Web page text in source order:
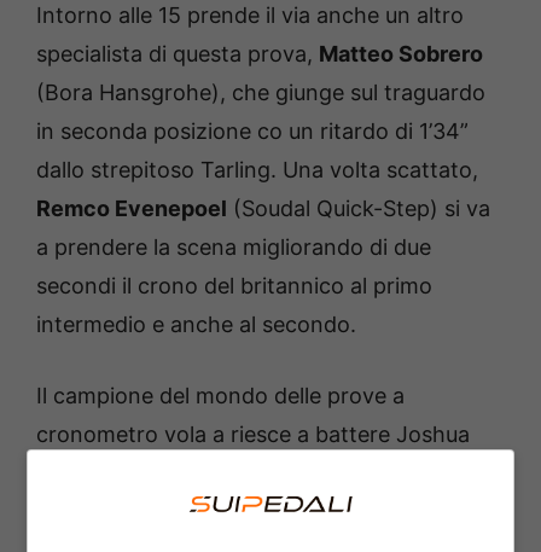
Intorno alle 15 prende il via anche un altro
specialista di questa prova, Matteo Sobrero
(Bora Hansgrohe), che giunge sul traguardo
in seconda posizione co un ritardo di 1’34”
dallo strepitoso Tarling. Una volta scattato,
Remco Evenepoel (Soudal Quick-Step) si va
a prendere la scena migliorando di due
secondi il crono del britannico al primo
intermedio e anche al secondo.
Il campione del mondo delle prove a
cronometro vola a riesce a battere Joshua
(Visma Lease a Bike) si rende